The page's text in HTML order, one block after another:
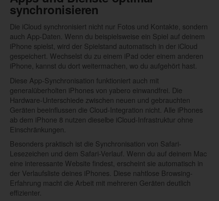
synchronisieren
Die iCloud synchronisiert nicht nur Fotos und Kontakte, sondern
auch App-Daten. Wenn du beispielsweise ein Spiel auf deinem
iPhone spielst, wird der Spielstand automatisch in der iCloud
gespeichert. Wechselst du zu einem iPad oder einem anderen
iPhone, kannst du dort weitermachen, wo du aufgehört hast.
Diese App-Synchronisation funktioniert auch mit
generalüberholten iPhones von yabero einwandfrei. Die
Hardware-Unterschiede zwischen neuen und gebrauchten
Geräten beeinflussen die Cloud-Integration nicht. Alle iPhones
ab dem iPhone 8 nutzen dieselbe iCloud-Infrastruktur ohne
Einschränkungen.
Besonders praktisch ist die Synchronisation von Safari-
Lesezeichen und dem Safari-Verlauf. Wenn du auf deinem Mac
eine interessante Website findest, erscheint sie automatisch in
der Verlaufsliste deines iPhones. Diese nahtlose Browsing-
Erfahrung macht die Arbeit mit mehreren Geräten deutlich
effizienter.